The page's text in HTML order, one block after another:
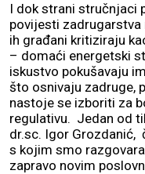
I dok strani stručnjaci
povijesti zadrugarstva
ih građani kritiziraju
– domaći energetski
iskustvo pokušavaju
što osnivaju zadruge,
nastoje se izboriti za
regulativu. Jedan od
dr.sc. Igor Grozdanić,
s kojim smo
zapravo novim